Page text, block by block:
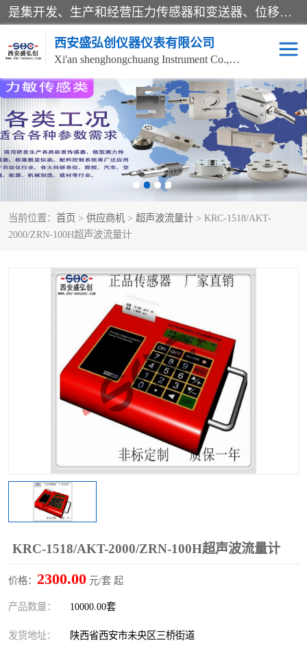
是集开发、生产和经营压力传感器和变送器、位移传感器和变送器、流量传感器和变送器、称重传感器和变送器、测力传感器和变送器、温湿度传感器和变送器、扭矩传感器、智能数显控制仪表等产品的化高新技术企业。
西安盛弘创仪器仪表有限公司
Xi'an shenghongchuang Instrument Co., Ltd
当前位置： 首页 > 供应商机 > 超声波流量计 > KRC-1518/AKT-
2000/ZRN-100H超声波流量计
KRC-1518/AKT-2000/ZRN-100H超声波流量计
价格： 2300.00 元/套 起
产品数量： 10000.00套
发货地址： 陕西省西安市未央区三桥街道
称重传感器 超声波流量计
压力变送器 通用型压力变送器
流量计
位移传感器 差压变送器